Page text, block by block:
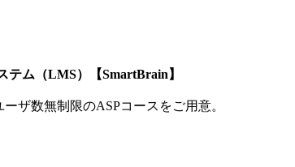
テム（LMS）【SmartBrain】
ザ数無制限のASPコースをご用意。